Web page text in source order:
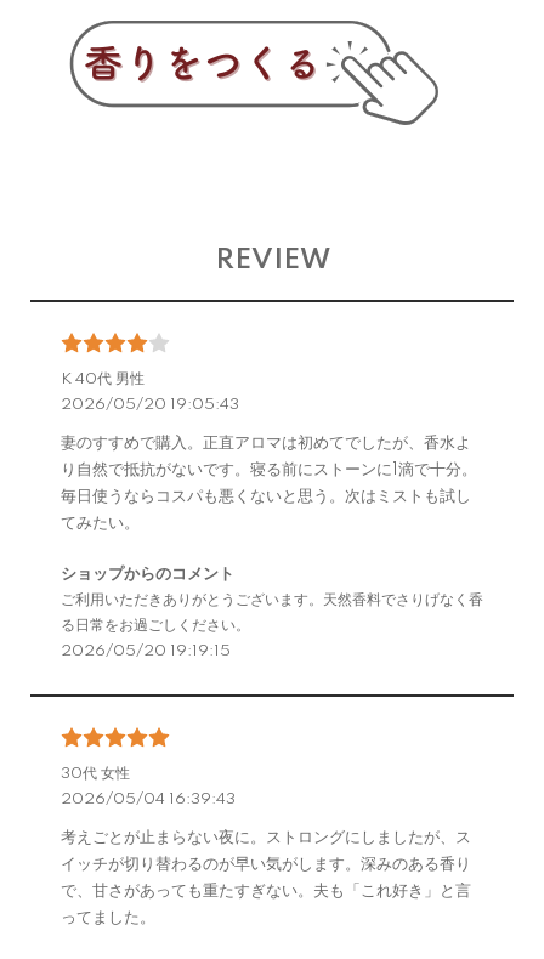
REVIEW
K 40代 男性
2026/05/20 19:05:43
妻のすすめで購入。正直アロマは初めてでしたが、香水よ
り自然で抵抗がないです。寝る前にストーンに1滴で十分。
毎日使うならコスパも悪くないと思う。次はミストも試し
てみたい。
ショップからのコメント
ご利用いただきありがとうございます。天然香料でさりげなく香
る日常をお過ごしください。
2026/05/20 19:19:15
30代 女性
2026/05/04 16:39:43
考えごとが止まらない夜に。ストロングにしましたが、ス
イッチが切り替わるのが早い気がします。深みのある香り
で、甘さがあっても重たすぎない。夫も「これ好き」と言
ってました。